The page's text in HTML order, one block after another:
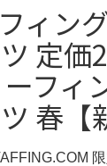
ィ
定価
フィ
春